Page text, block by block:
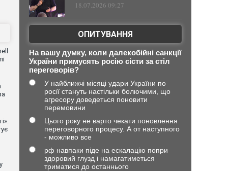
18.07.2026 09:27
ОПИТУВАННЯ
На вашу думку, коли далекобійні санкції
України примусять росію сісти за стіл
переговорів?
У найближчі місяці удари України по
росії стануть настільки болючими, що
агресору доведеться поновити
перемовини
Цього року не варто чекати поновлення
переговорного процесу. А от наступного
- можливо все
рф навпаки піде на ескалацію попри
здоровий глузд і намагатиметься
триматися до останнього